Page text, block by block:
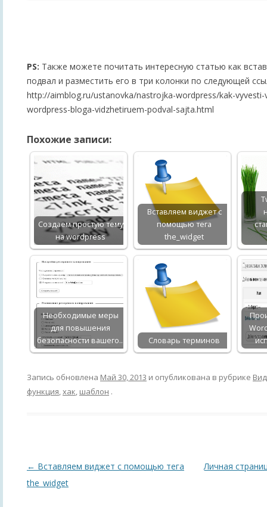
PS: Также можете почитать интересную статью как
подвал и разместить его в три колонки по следующей
http://aimblog.ru/ustanovka/nastrojka-wordpress/kak-
wordpress-bloga-vidzhetiruem-podval-sajta.html
Похожие записи:
Создаем простую тему
на wordpress
Вставляем виджет с
помощью тега
the_widget
Необходимые меры
для повышения
безопасности вашего…
Словарь терминов
Запись обновлена Май 30, 2013 и опубликована в рубрике
функция хак шаблон .
Навигация
по
← Вставляем виджет с помощью тега
the_widget
Личная